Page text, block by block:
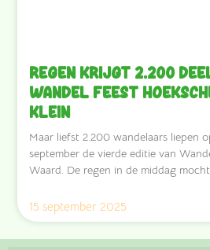
Regen krijgt 2.200
Wandel Feest
klein
Maar liefst 2.200 wandelaars liepen
september de vierde editie van
Waard. De regen in de middag
15 september 2025